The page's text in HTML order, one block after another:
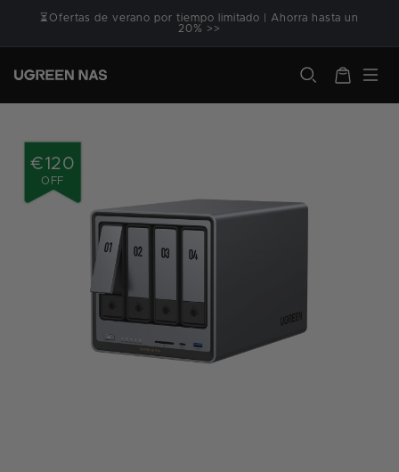
directamente
⏳Ofertas de verano por tiempo limitado | Ahorra hasta un
20% >>
Carrito
€120
OFF